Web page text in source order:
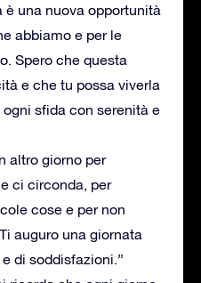
è una nuova opportunità
abbiamo e per le
Spero che questa
e che tu possa viverla
sfida con serenità e
altro giorno per
ci circonda, per
cose e per non
auguro una giornata
di soddisfazioni.”